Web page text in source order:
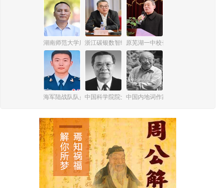
湖南师范大学历史文化学院教授、博导李健胜
浙江碳银数智绿能科技有限公司董事长俞兆洪
原芜湖一中校长梅博群
海军陆战队队员谢丛欣中国科学院院士、激光与光电子技术专家周炳琨
中国内地词作家、剧作家乔羽